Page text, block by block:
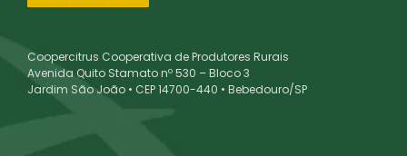
Coopercitrus Cooperativa de Produtores Rurais
Avenida Quito Stamato nº 530 – Bloco 3
Jardim São João • CEP 14700-440 • Bebedouro/SP